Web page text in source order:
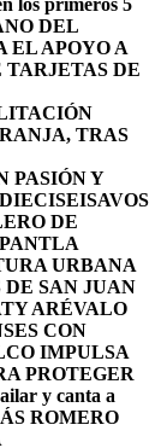
los primeros 5
DEL
EL APOYO A
DE
TRAS
PASIÓN Y
DE
URBANA
SAN JUAN
ARÉVALO
CON
IMPULSA
PROTEGER
y canta a
ROMERO